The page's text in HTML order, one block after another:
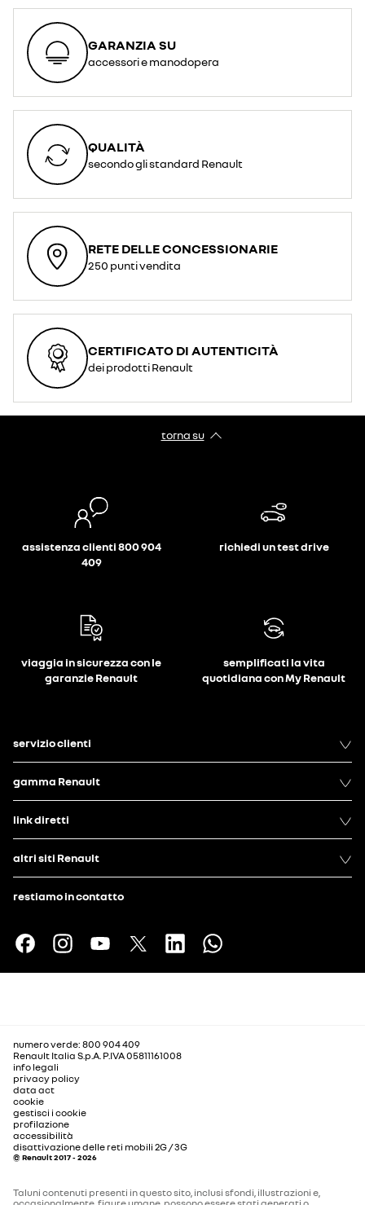
GARANZIA SU
accessori e manodopera
QUALITÀ
secondo gli standard Renault
RETE DELLE CONCESSIONARIE
250 punti vendita
CERTIFICATO DI AUTENTICITÀ
dei prodotti Renault
torna su
assistenza clienti 800 904
409
richiedi un test drive
viaggia in sicurezza con le
garanzie Renault
semplificati la vita
quotidiana con My Renault
servizio clienti
gamma Renault
link diretti
altri siti Renault
restiamo in contatto
numero verde: 800 904 409
Renault Italia S.p.A. P.IVA 05811161008
info legali
privacy policy
data act
cookie
gestisci i cookie
profilazione
accessibilità
disattivazione delle reti mobili 2G / 3G
© Renault 2017 - 2026
Taluni contenuti presenti in questo sito, inclusi sfondi, illustrazioni e,